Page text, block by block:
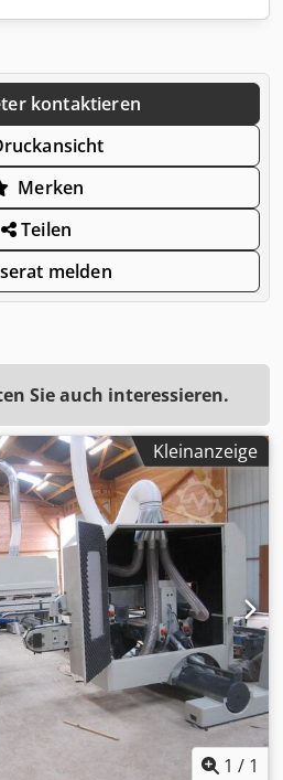
kontaktieren
Merken
Teilen
melden
Sie auch interessieren.
Kleinanzeige
1 / 1